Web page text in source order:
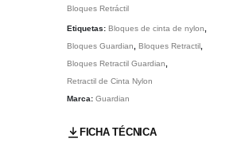
Bloques Retráctil
Etiquetas: Bloques de cinta de nylon
Bloques Guardian
Bloques Retractil
Bloques Retractil Guardian
Retractil de Cinta Nylon
Marca: Guardian
FICHA TÉCNICA